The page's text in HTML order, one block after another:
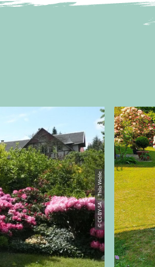
© CC-BY-SA | Thilo Wehle